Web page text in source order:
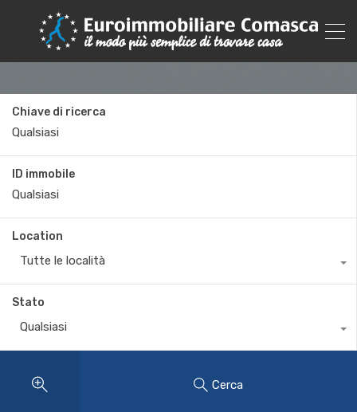
Chiave di ricerca
ID immobile
Location
Tutte le località
Stato
Qualsiasi
Cerca